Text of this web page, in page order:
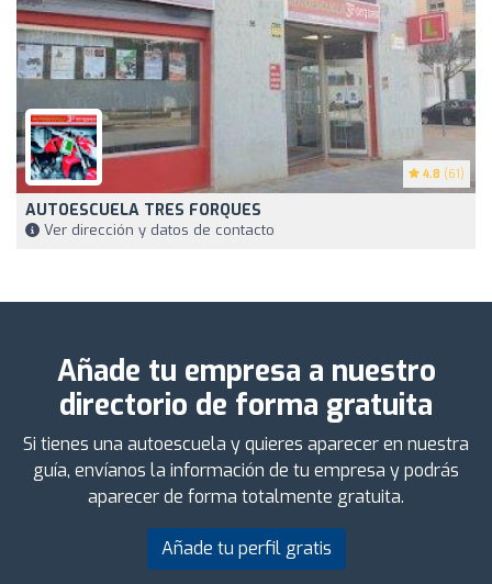
4.8 (61)
AUTOESCUELA TRES FORQUES
Ver dirección y datos de contacto
Añade tu empresa a nuestro
directorio de forma gratuita
Si tienes una autoescuela y quieres aparecer en nuestra
guía, envíanos la información de tu empresa y podrás
aparecer de forma totalmente gratuita.
Añade tu perfil gratis